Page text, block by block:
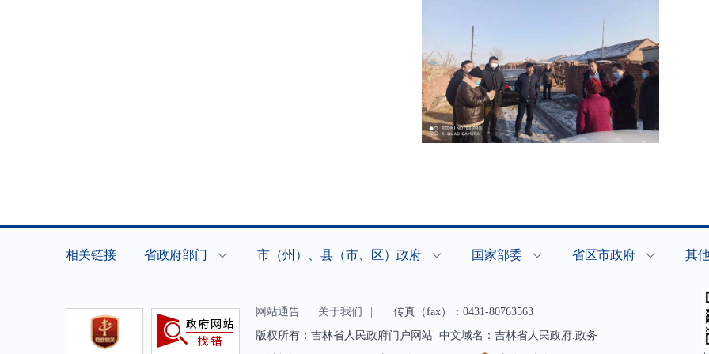
相关链接 省政府部门 市（州）、县（市、区）政府 国家部委 省区市政府 其
网站通告 | 关于我们 |
传真（fax）：0431-80763563
版权所有：吉林省人民政府门户网站 中文域名：吉林省人民政府.政务